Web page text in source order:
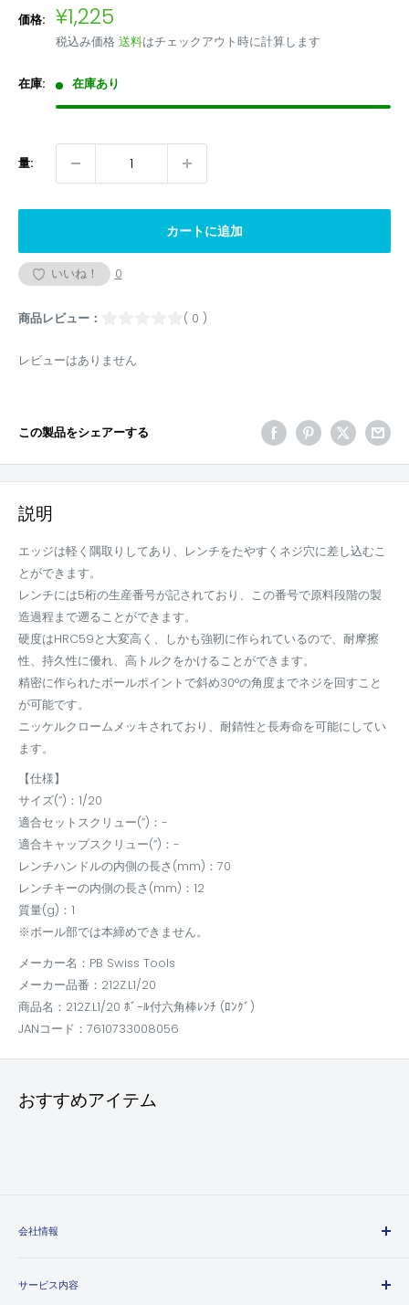
価格: 販
売
価
格
¥1,225
税込み価格 送料はチェックアウト時に計算します
在庫: 在庫あり
量:
カートに追加
いいね！ 0
商品レビュー： ( 0 )
レビューはありません
この製品をシェアーする
説明
エッジは軽く隅取りしてあり、レンチをたやすくネジ穴に差し込むこ
とができます。
レンチには5桁の生産番号が記されており、この番号で原料段階の製
造過程まで遡ることができます。
硬度はHRC59と大変高く、しかも強靭に作られているので、耐摩擦
性、持久性に優れ、高トルクをかけることができます。
精密に作られたボールポイントで斜め30°の角度までネジを回すこと
が可能です。
ニッケルクロームメッキされており、耐錆性と長寿命を可能にしてい
ます。
【仕様】
サイズ(”)：1/20
適合セットスクリュー(”)：-
適合キャップスクリュー(”)：-
レンチハンドルの内側の長さ(mm)：70
レンチキーの内側の長さ(mm)：12
質量(g)：1
※ボール部では本締めできません。
メーカー名：PB Swiss Tools
メーカー品番：212Z.L1/20
商品名：212Z.L1/20 ﾎﾞｰﾙ付六角棒ﾚﾝﾁ (ﾛﾝｸﾞ)
JANコード：7610733008056
おすすめアイテム
会社情報
会社概要
サービス内容